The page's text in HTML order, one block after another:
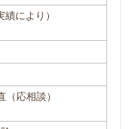
により）
応相談）